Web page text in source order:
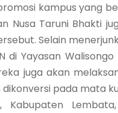
kampus yang
Nusa Taruni Bhakti
Selain
Yayasan
juga akan
pada mata